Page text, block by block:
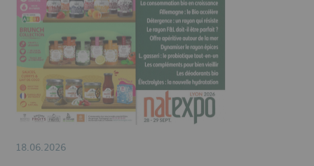
18.06.2026